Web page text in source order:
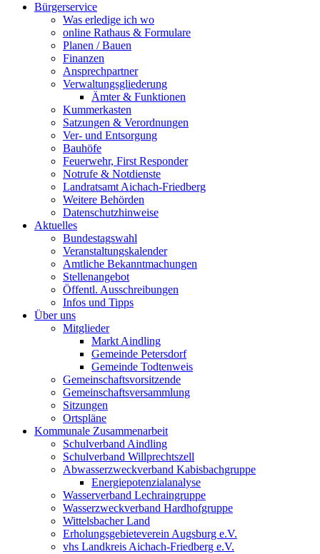
Bürgerservice
Was erledige ich wo
online Rathaus & Formulare
Planen / Bauen
Finanzen
Ansprechpartner
Verwaltungsgliederung
Ämter & Funktionen
Kummerkasten
Satzungen & Verordnungen
Ver- und Entsorgung
Bauhöfe
Feuerwehr, First Responder
Notrufe & Notdienste
Landratsamt Aichach-Friedberg
Weitere Behörden
Datenschutzhinweise
Aktuelles
Bundestagswahl
Veranstaltungskalender
Amtliche Bekanntmachungen
Stellenangebot
Öffentl. Ausschreibungen
Infos und Tipps
Über uns
Mitglieder
Markt Aindling
Gemeinde Petersdorf
Gemeinde Todtenweis
Gemeinschaftsvorsitzende
Gemeinschaftsversammlung
Sitzungen
Ortspläne
Kommunale Zusammenarbeit
Schulverband Aindling
Schulverband Willprechtszell
Abwasserzweckverband Kabisbachgruppe
Energiepotenzialanalyse
Wasserverband Lechraingruppe
Wasserzweckverband Hardhofgruppe
Wittelsbacher Land
Erholungsgebieteverein Augsburg e.V.
vhs Landkreis Aichach-Friedberg e.V.